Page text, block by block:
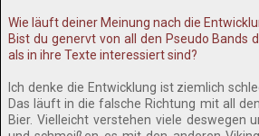
Wie läuft deiner Meinung nach die
Bist du genervt von all den Pseudo Bands
als in ihre Texte interessiert sind?
Ich denke die Entwicklung ist ziemlich
Das läuft in die falsche Richtung mit all
Bier. Vielleicht verstehen viele deswegen